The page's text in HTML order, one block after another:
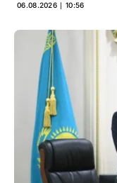
06.08.2026 ∣ 10:56